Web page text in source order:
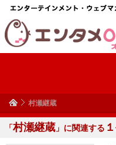
村瀬継蔵
「村瀬継蔵 」に関連する １